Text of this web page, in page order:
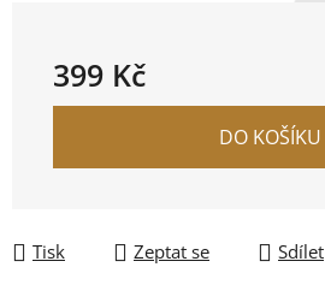
399 Kč
Měrná cena:
DO KOŠÍKU
Tisk Zeptat se Sdílet